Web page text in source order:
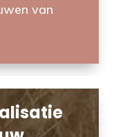
van